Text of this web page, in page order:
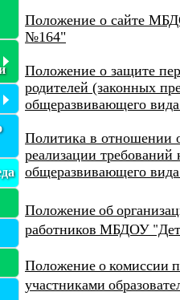
Положение о сайте
№164"
Положение о защите
родителей (законных
общеразвивающего
Политика в отношении
реализации
общеразвивающего
Положение об
работников МБДОУ
Положение о комиссии
участниками